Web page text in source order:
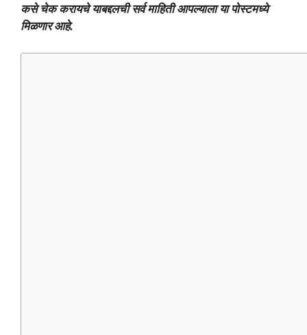
कसे चेक करायचे याबद्दलची सर्व माहिती आपल्याला या पोस्टमध्ये
मिळणार आहे.